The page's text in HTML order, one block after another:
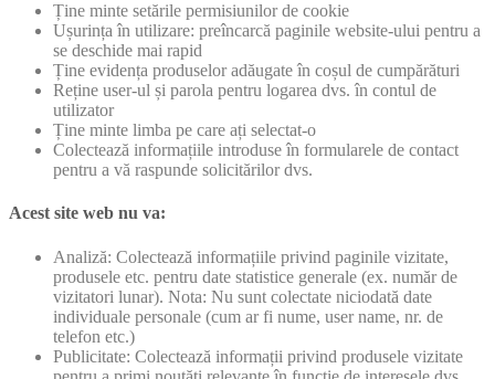
Ține minte setările permisiunilor de cookie
Ușurința în utilizare: preîncarcă paginile website-ului pentru a
se deschide mai rapid
Ține evidența produselor adăugate în coșul de cumpărături
Reține user-ul și parola pentru logarea dvs. în contul de
utilizator
Ține minte limba pe care ați selectat-o
Colectează informațiile introduse în formularele de contact
pentru a vă raspunde solicitărilor dvs.
Acest site web nu va:
Analiză: Colectează informațiile privind paginile vizitate,
produsele etc. pentru date statistice generale (ex. număr de
vizitatori lunar). Nota: Nu sunt colectate niciodată date
individuale personale (cum ar fi nume, user name, nr. de
telefon etc.)
Publicitate: Colectează informații privind produsele vizitate